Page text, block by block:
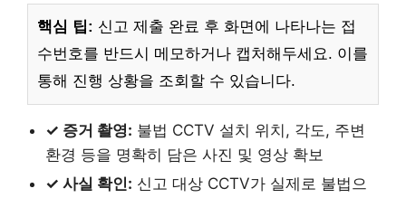
핵심 팁: 신고 제출 완료 후 화면에 나타나는 접
수번호를 반드시 메모하거나 캡처해두세요. 이를
통해 진행 상황을 조회할 수 있습니다.
✓ 증거 촬영: 불법 CCTV 설치 위치, 각도, 주변
환경 등을 명확히 담은 사진 및 영상 확보
✓ 사실 확인: 신고 대상 CCTV가 실제로 불법으